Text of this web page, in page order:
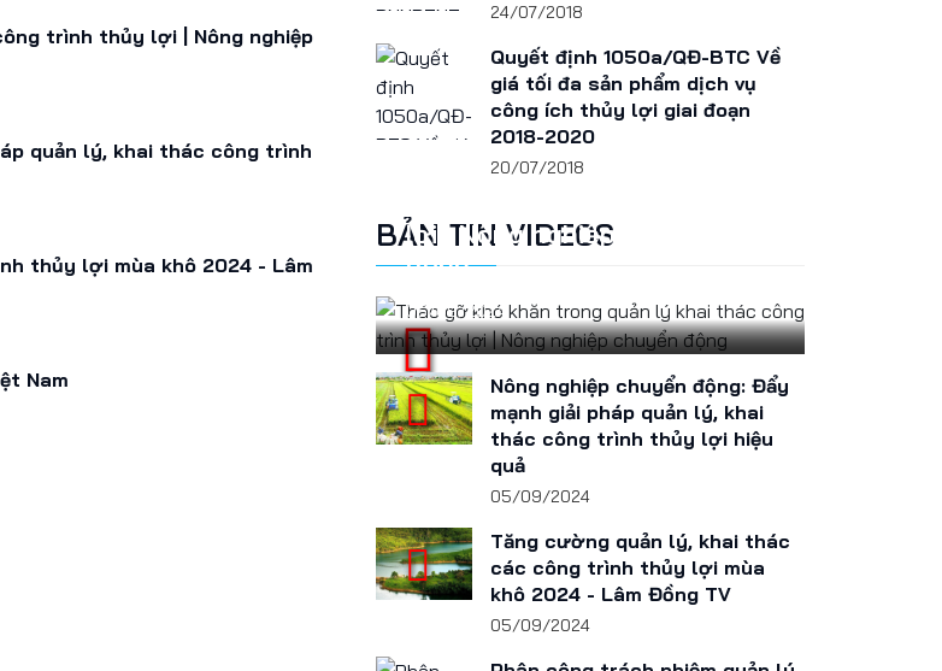
trình thủy lợi | Nông nghiệp
quản lý, khai thác công trình
thủy lợi mùa khô 2024 - Lâm
Nam
24/07/2018
Quyết định 1050a/QĐ-BTC Về
giá tối đa sản phẩm dịch vụ
công ích thủy lợi giai đoạn
2018-2020
20/07/2018
BẢN TIN VIDEOS
Tháo gỡ khó khăn trong quản
lợi | Nông nghiệp chuyển
động
05/09/2024
Nông nghiệp chuyển động: Đẩy
mạnh giải pháp quản lý, khai
thác công trình thủy lợi hiệu
quả
05/09/2024
Tăng cường quản lý, khai thác
các công trình thủy lợi mùa
khô 2024 - Lâm Đồng TV
05/09/2024